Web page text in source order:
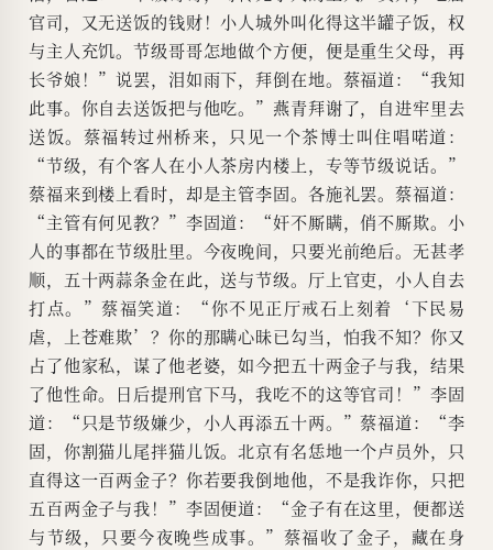
官司，又无送饭的钱财！小人城外叫化得这半罐子饭，权
与主人充饥。节级哥哥怎地做个方便，便是重生父母，再
长爷娘！”说罢，泪如雨下，拜倒在地。蔡福道：“我知
此事。你自去送饭把与他吃。”燕青拜谢了，自进牢里去
送饭。蔡福转过州桥来，只见一个茶博士叫住唱喏道：
“节级，有个客人在小人茶房内楼上，专等节级说话。”
蔡福来到楼上看时，却是主管李固。各施礼罢。蔡福道：
“主管有何见教？”李固道：“奸不厮瞒，俏不厮欺。小
人的事都在节级肚里。今夜晚间，只要光前绝后。无甚孝
顺，五十两蒜条金在此，送与节级。厅上官吏，小人自去
打点。”蔡福笑道：“你不见正厅戒石上刻着‘下民易
虐，上苍难欺’？你的那瞒心昧已勾当，怕我不知？你又
占了他家私，谋了他老婆，如今把五十两金子与我，结果
了他性命。日后提刑官下马，我吃不的这等官司！”李固
道：“只是节级嫌少，小人再添五十两。”蔡福道：“李
固，你割猫儿尾拌猫儿饭。北京有名恁地一个卢员外，只
直得这一百两金子？你若要我倒地他，不是我诈你，只把
五百两金子与我！”李固便道：“金子有在这里，便都送
与节级，只要今夜晚些成事。”蔡福收了金子，藏在身